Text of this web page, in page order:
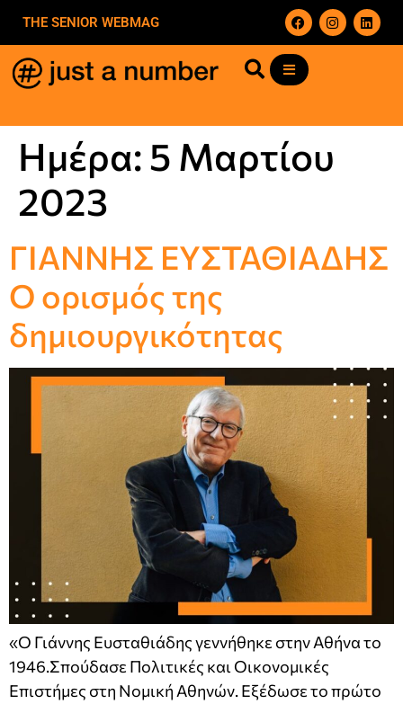
THE SENIOR WEBMAG
Ημέρα:5 Μαρτίου
2023
ΓΙΑΝΝΗΣ ΕΥΣΤΑΘΙΑΔΗΣ
Ο ορισμός της
δημιουργικότητας
«O Γιάννης Ευσταθιάδης γεννήθηκε στην Αθήνα το
1946.Σπούδασε Πολιτικές και Οικονομικές
Επιστήμες στη Νομική Αθηνών. Εξέδωσε το πρώτο